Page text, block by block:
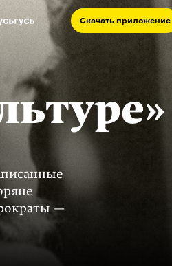
Скачать приложение
Запад и Восток: история культур
Что такое античность
—